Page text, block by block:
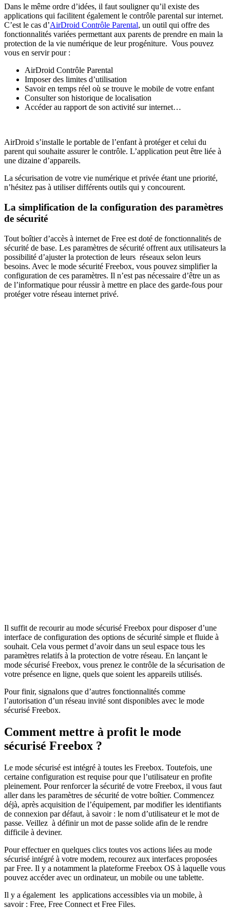
Dans le même ordre d’idées, il faut souligner qu’il existe des
applications qui facilitent également le contrôle parental sur internet.
C’est le cas d’AirDroid Contrôle Parental, un outil qui offre des
fonctionnalités variées permettant aux parents de prendre en main la
protection de la vie numérique de leur progéniture. Vous pouvez
vous en servir pour :
AirDroid Contrôle Parental
Imposer des limites d’utilisation
Savoir en temps réel où se trouve le mobile de votre enfant
Consulter son historique de localisation
Accéder au rapport de son activité sur internet…
AirDroid s’installe le portable de l’enfant à protéger et celui du
parent qui souhaite assurer le contrôle. L’application peut être liée à
une dizaine d’appareils.
La sécurisation de votre vie numérique et privée étant une priorité,
n’hésitez pas à utiliser différents outils qui y concourent.
La simplification de la configuration des paramètres
de sécurité
Tout boîtier d’accès à internet de Free est doté de fonctionnalités de
sécurité de base. Les paramètres de sécurité offrent aux utilisateurs la
possibilité d’ajuster la protection de leurs réseaux selon leurs
besoins. Avec le mode sécurité Freebox, vous pouvez simplifier la
configuration de ces paramètres. Il n’est pas nécessaire d’être un as
de l’informatique pour réussir à mettre en place des garde-fous pour
protéger votre réseau internet privé.
Il suffit de recourir au mode sécurisé Freebox pour disposer d’une
interface de configuration des options de sécurité simple et fluide à
souhait. Cela vous permet d’avoir dans un seul espace tous les
paramètres relatifs à la protection de votre réseau. En lançant le
mode sécurisé Freebox, vous prenez le contrôle de la sécurisation de
votre présence en ligne, quels que soient les appareils utilisés.
Pour finir, signalons que d’autres fonctionnalités comme
l’autorisation d’un réseau invité sont disponibles avec le mode
sécurisé Freebox.
Comment mettre à profit le mode
sécurisé Freebox ?
Le mode sécurisé est intégré à toutes les Freebox. Toutefois, une
certaine configuration est requise pour que l’utilisateur en profite
pleinement. Pour renforcer la sécurité de votre Freebox, il vous faut
aller dans les paramètres de sécurité de votre boîtier. Commencez
déjà, après acquisition de l’équipement, par modifier les identifiants
de connexion par défaut, à savoir : le nom d’utilisateur et le mot de
passe. Veillez à définir un mot de passe solide afin de le rendre
difficile à deviner.
Pour effectuer en quelques clics toutes vos actions liées au mode
sécurisé intégré à votre modem, recourez aux interfaces proposées
par Free. Il y a notamment la plateforme Freebox OS à laquelle vous
pouvez accéder avec un ordinateur, un mobile ou une tablette.
Il y a également les applications accessibles via un mobile, à
savoir : Free, Free Connect et Free Files.